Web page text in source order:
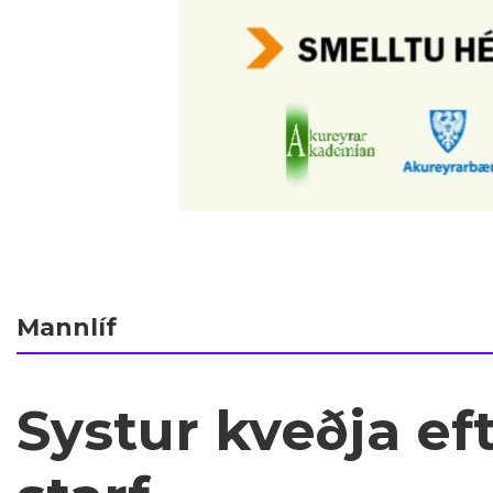
Mannlíf
Systur kveðja